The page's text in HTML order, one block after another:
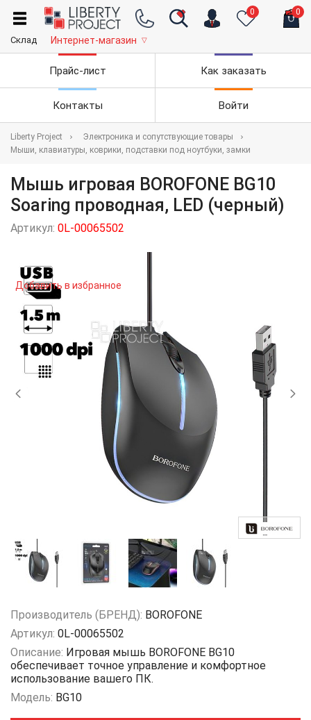
0 0
Склад Интернет-магазин ▽
Прайс-лист Как заказать
Контакты Войти
Liberty Project
Электроника и сопутствующие товары
Мыши, клавиатуры, коврики, подставки под ноутбуки, замки
Мышь игровая BOROFONE BG10
Soaring проводная, LED (черный)
Артикул: 0L-00065502
Добавить в избранное
Производитель (БРЕНД): BOROFONE
Артикул: 0L-00065502
Описание: Игровая мышь BOROFONE BG10
обеспечивает точное управление и комфортное
использование вашего ПК.
Модель: BG10